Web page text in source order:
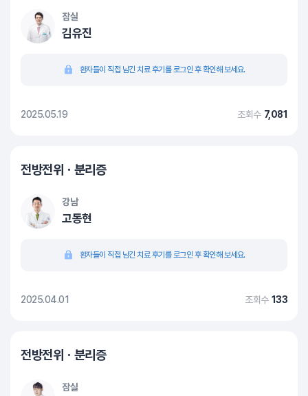
잠실
김유진
환자들이 직접 남긴 치료 후기를 로그인 후 확인해 보세요.
2025.05.19 조회수 7,081
전방전위ㆍ분리증
강남
고동현
환자들이 직접 남긴 치료 후기를 로그인 후 확인해 보세요.
2025.04.01 조회수 133
전방전위ㆍ분리증
잠실